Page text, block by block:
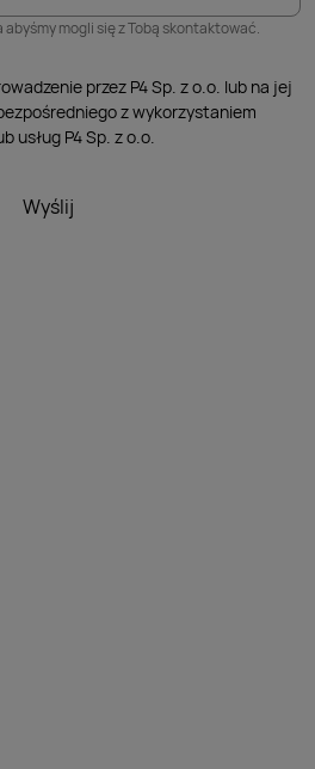
mogli się z Tobą skontaktować.
przez P4 Sp. z o.o. lub na jej
z wykorzystaniem
usług P4 Sp. z o.o.
Wyślij